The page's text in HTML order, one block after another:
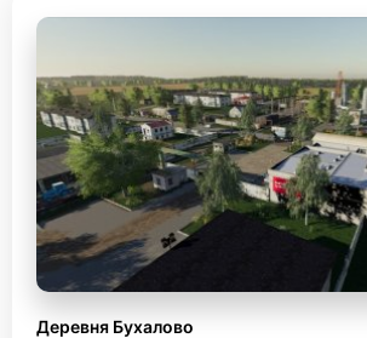
Деревня Бухалово